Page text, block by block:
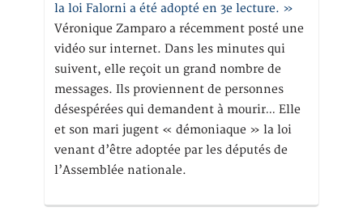
la loi Falorni a été adopté en 3e lecture. »
Véronique Zamparo a récemment posté une
vidéo sur internet. Dans les minutes qui
suivent, elle reçoit un grand nombre de
messages. Ils proviennent de personnes
désespérées qui demandent à mourir… Elle
et son mari jugent « démoniaque » la loi
venant d’être adoptée par les députés de
l’Assemblée nationale.